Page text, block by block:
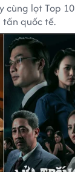
cùng lọt Top
quốc tế.